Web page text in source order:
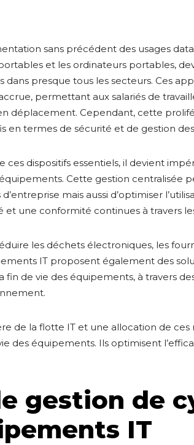
sans précédent des usages
et les ordinateurs portables,
presque tous les secteurs. Ces
permettant aux salariés de
déplacement. Cependant, cette
en termes de sécurité et de gestion
dispositifs essentiels, il devient
Cette gestion centralisée
mais aussi d’optimiser
et une conformité continues à travers
les déchets électroniques, les
IT proposent également des
fin de vie des équipements, à travers
de la flotte IT et une allocation de ces
des équipements. Ils optimisent
gestion de
IT